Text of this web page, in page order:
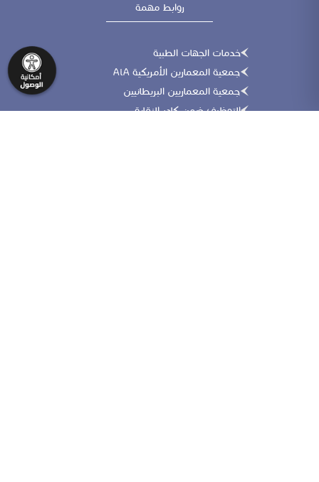
روابط مهمة
خدمات الجهات الطبية
جمعية المعمارين الأمريكية AiA
جمعية المعماريين البريطانيين
التوظيف ضمن كادر النقابة